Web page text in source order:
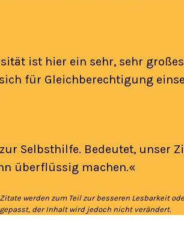
ist hier ein sehr, sehr
für Gleichberechtigung
Selbsthilfe. Bedeutet, unser
überflüssig machen.«
werden zum Teil zur besseren Lesbarkeit
der Inhalt wird jedoch nicht verändert.